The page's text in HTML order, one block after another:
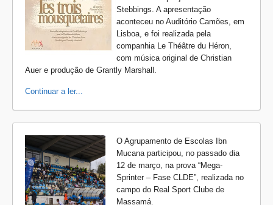
Stebbings. A apresentação
aconteceu no Auditório Camões, em
Lisboa, e foi realizada pela
companhia Le Théâtre du Héron,
com música original de Christian
Auer e produção de Grantly Marshall.
Continuar a ler...
O Agrupamento de Escolas Ibn
Mucana participou, no passado dia
12 de março, na prova “Mega-
Sprinter – Fase CLDE”, realizada no
campo do Real Sport Clube de
Massamá.